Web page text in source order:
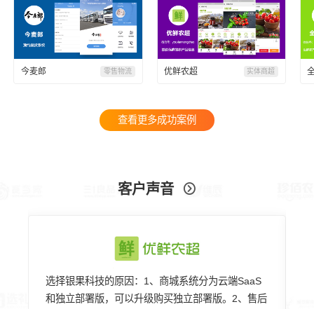
今麦郎 零售物流 优鲜农超 实体商超
查看更多成功案例
客户声音 
选择银果科技的原因：1、商城系统分为云端SaaS
和独立部署版，可以升级购买独立部署版。2、售后